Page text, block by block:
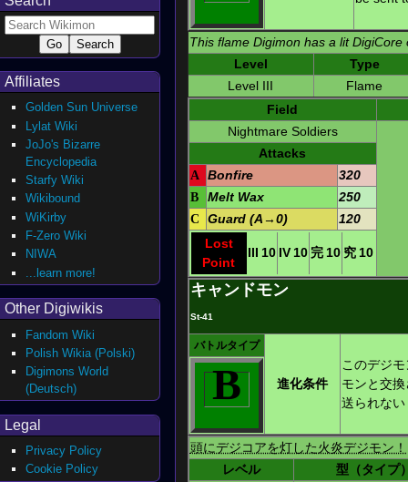
This flame Digimon has a lit DigiCore
Level
Type
Level III
Flame
Field
Nightmare Soldiers
Attacks
A Bonfire
320
B
Melt Wax
250
C
Guard (A→0)
120
Lost
Point
III 10 IV 10 完 10 究 10
キャンドモン
St-41
バトルタイプ
進化条件
このデジ
モンと交
送られない
B
頭にデジコアを灯した火炎デジモン！
レベル
型（タイプ
Affiliates
Golden Sun Universe
Lylat Wiki
JoJo's Bizarre
Encyclopedia
Starfy Wiki
Wikibound
WiKirby
F-Zero Wiki
NIWA
...learn more!
Other Digiwikis
Fandom Wiki
Polish Wikia (Polski)
Digimons World
(Deutsch)
Legal
Privacy Policy
Cookie Policy